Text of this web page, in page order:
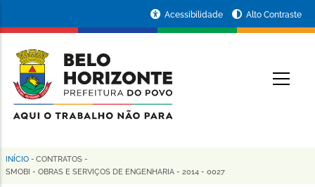
conteúdo
principal
da
Prefeitura
de
Horizonte
Acessibilidade Alto Contraste
Trilha
INÍCIO - CONTRATOS -
SMOBI - OBRAS E SERVIÇOS DE ENGENHARIA - 2014 - 0027